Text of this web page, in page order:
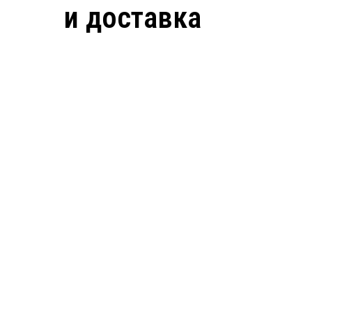
и доставка